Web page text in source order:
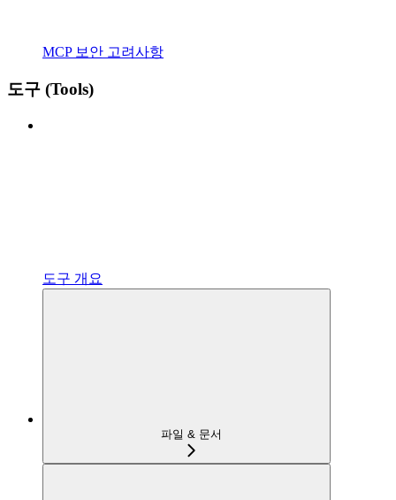
MCP 보안 고려사항
도구 (Tools)
도구 개요
파일 & 문서